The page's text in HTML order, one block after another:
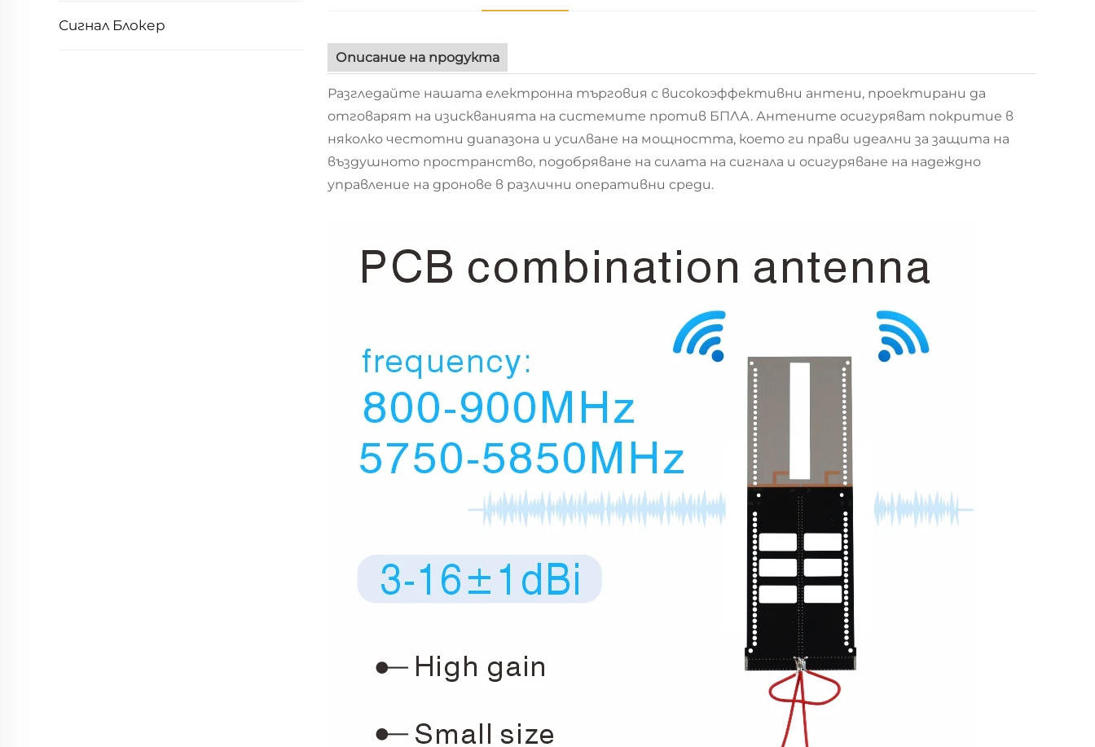
Сигнал Блокер
Описание на продукта
Разгледайте нашата електронна търговия с високоэффективни антени, проектирани да
отговарят на изискванията на системите против БПЛА. Антените осигуряват покритие в
няколко честотни диапазона и усилване на мощността, което ги прави идеални за защита на
въздушното пространство, подобряване на силата на сигнала и осигуряване на надеждно
управление на дронове в различни оперативни среди.